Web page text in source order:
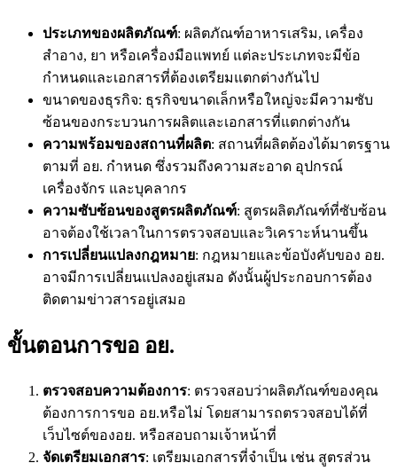
ประเภทของผลิตภัณฑ์: ผลิตภัณฑ์อาหารเสริม, เครื่อง
สำอาง, ยา หรือเครื่องมือแพทย์ แต่ละประเภทจะมีข้อ
กำหนดและเอกสารที่ต้องเตรียมแตกต่างกันไป
ขนาดของธุรกิจ: ธุรกิจขนาดเล็กหรือใหญ่จะมีความซับ
ซ้อนของกระบวนการผลิตและเอกสารที่แตกต่างกัน
ความพร้อมของสถานที่ผลิต: สถานที่ผลิตต้องได้มาตรฐาน
ตามที่ อย. กำหนด ซึ่งรวมถึงความสะอาด อุปกรณ์
เครื่องจักร และบุคลากร
ความซับซ้อนของสูตรผลิตภัณฑ์: สูตรผลิตภัณฑ์ที่ซับซ้อน
อาจต้องใช้เวลาในการตรวจสอบและวิเคราะห์นานขึ้น
การเปลี่ยนแปลงกฎหมาย: กฎหมายและข้อบังคับของ อย.
อาจมีการเปลี่ยนแปลงอยู่เสมอ ดังนั้นผู้ประกอบการต้อง
ติดตามข่าวสารอยู่เสมอ
ขั้นตอนการขอ อย.
ตรวจสอบความต้องการ: ตรวจสอบว่าผลิตภัณฑ์ของคุณ
ต้องการการขอ อย.หรือไม่ โดยสามารถตรวจสอบได้ที่
เว็บไซต์ของอย. หรือสอบถามเจ้าหน้าที่
จัดเตรียมเอกสาร: เตรียมเอกสารที่จำเป็น เช่น สูตรส่วน